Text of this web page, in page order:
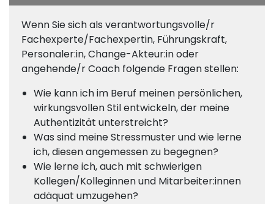
Wenn Sie sich als verantwortungsvolle/r
Fachexperte/Fachexpertin, Führungskraft,
Personaler:in, Change-Akteur:in oder
angehende/r Coach folgende Fragen stellen:
Wie kann ich im Beruf meinen persönlichen,
wirkungsvollen Stil entwickeln, der meine
Authentizität unterstreicht?
Was sind meine Stressmuster und wie lerne
ich, diesen angemessen zu begegnen?
Wie lerne ich, auch mit schwierigen
Kollegen/Kolleginnen und Mitarbeiter:innen
adäquat umzugehen?